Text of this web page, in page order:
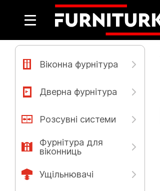
Віконна фурнітура
Дверна фурнітура
Розсувні системи
Фурнітура для
віконниць
Ущільнювачі